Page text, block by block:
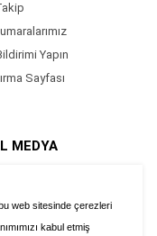
web sitesinde çerezleri
kabul etmiş
Yapın
Sayfası
MEDYA